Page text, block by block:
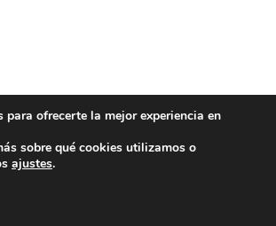
para ofrecerte la mejor experiencia en
sobre qué cookies utilizamos o
ajustes.